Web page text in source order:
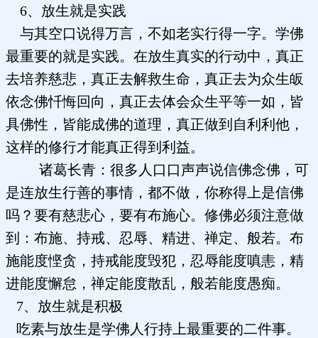
6、放生就是实践
与其空口说得万言，不如老实行得一字。学佛
最重要的就是实践。在放生真实的行动中，真正
去培养慈悲，真正去解救生命，真正去为众生皈
依念佛忏悔回向，真正去体会众生平等一如，皆
具佛性，皆能成佛的道理，真正做到自利利他，
这样的修行才能真正得到利益。
诸葛长青：很多人口口声声说信佛念佛，可
是连放生行善的事情，都不做，你称得上是信佛
吗？要有慈悲心，要有布施心。修佛必须注意做
到：布施、持戒、忍辱、精进、禅定、般若。布
施能度悭贪，持戒能度毁犯，忍辱能度嗔恚，精
进能度懈怠，禅定能度散乱，般若能度愚痴。
7、放生就是积极
吃素与放生是学佛人行持上最重要的二件事。